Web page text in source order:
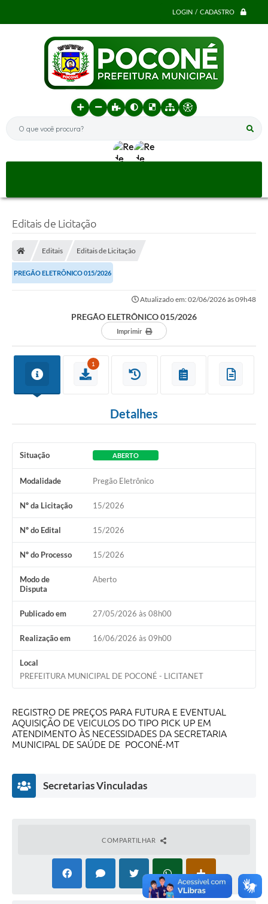
LOGIN / CADASTRO
O que você procura?
Editais de Licitação
Editais Editais de Licitação
PREGÃO ELETRÔNICO 015/2026
Atualizado em: 02/06/2026 às 09h48
PREGÃO ELETRÔNICO 015/2026
Imprimir
1
Detalhes
Situação ABERTO
Modalidade Pregão Eletrônico
Nº da Licitação 15/2026
Nº do Edital 15/2026
Nº do Processo 15/2026
Modo de
Disputa
Aberto
Publicado em 27/05/2026 às 08h00
Realização em 16/06/2026 às 09h00
Local
PREFEITURA MUNICIPAL DE POCONÉ - LICITANET
REGISTRO DE PREÇOS PARA FUTURA E EVENTUAL
AQUISIÇÃO DE VEICULOS DO TIPO PICK UP EM
ATENDIMENTO ÀS NECESSIDADES DA SECRETARIA
MUNICIPAL DE SAÚDE DE POCONÉ-MT
Secretarias Vinculadas
COMPARTILHAR